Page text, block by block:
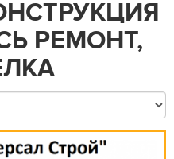
РЕМОНТ,